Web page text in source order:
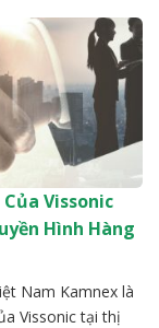
Vissonic
Hình Hàng
Nam Kamnex là
Vissonic tại thị